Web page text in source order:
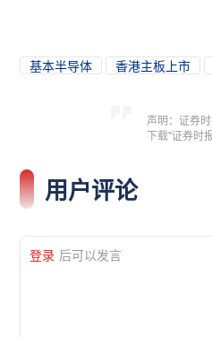
基本半导体 香港主板上市
声明：证券
下载"证券时
用户评论
登录 后可以发言